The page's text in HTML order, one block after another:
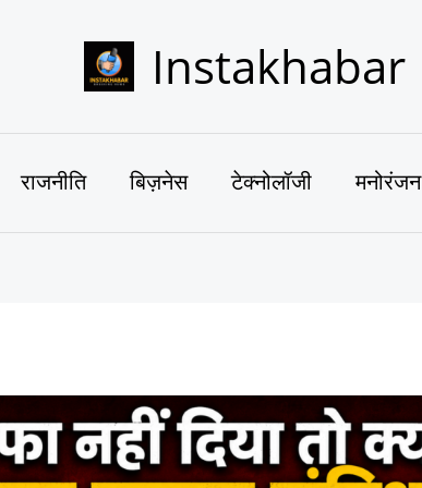
Instakhabar
राजनीति बिज़नेस टेक्नोलॉजी मनोरंजन